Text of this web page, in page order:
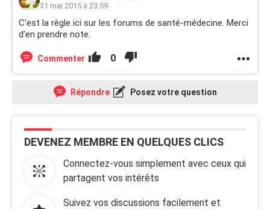
31 mai 2015 à 23:59
C'est la règle ici sur les forums de santé-médecine. Merci
d'en prendre note.
Commenter 0
Répondre Posez votre question
DEVENEZ MEMBRE EN QUELQUES CLICS
Connectez-vous simplement avec ceux qui
partagent vos intérêts
Suivez vos discussions facilement et